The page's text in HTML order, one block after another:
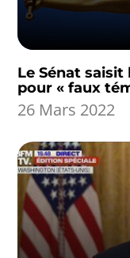
Le Sénat
pour « faux
26 Mars 2022